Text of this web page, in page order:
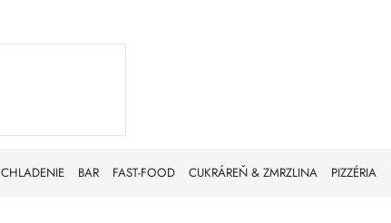
CHLADENIE BAR FAST-FOOD CUKRÁREŇ & ZMRZLINA PIZZÉRIA